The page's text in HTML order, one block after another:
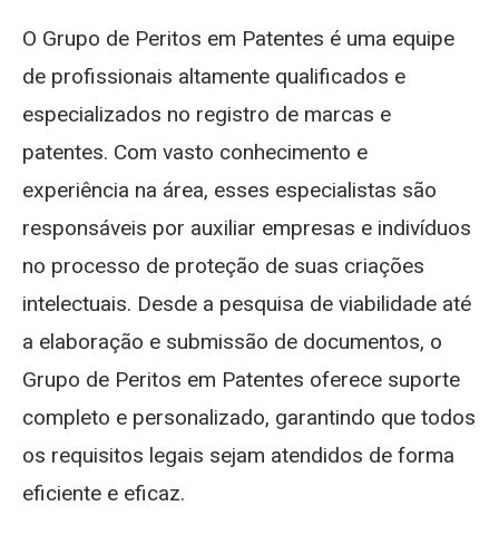
O Grupo de Peritos em Patentes é uma equipe
de profissionais altamente qualificados e
especializados no registro de marcas e
patentes. Com vasto conhecimento e
experiência na área, esses especialistas são
responsáveis por auxiliar empresas e indivíduos
no processo de proteção de suas criações
intelectuais. Desde a pesquisa de viabilidade até
a elaboração e submissão de documentos, o
Grupo de Peritos em Patentes oferece suporte
completo e personalizado, garantindo que todos
os requisitos legais sejam atendidos de forma
eficiente e eficaz.